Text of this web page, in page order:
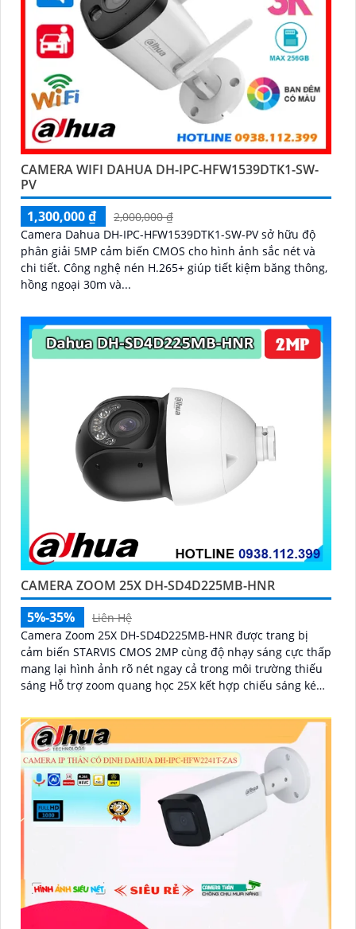
CAMERA WIFI DAHUA DH-IPC-HFW1539DTK1-SW-
PV
1,300,000 ₫
2,000,000 ₫
Camera Dahua DH-IPC-HFW1539DTK1-SW-PV sở hữu độ
phân giải 5MP cảm biến CMOS cho hình ảnh sắc nét và
chi tiết. Công nghệ nén H.265+ giúp tiết kiệm băng thông,
hồng ngoại 30m và...
CAMERA ZOOM 25X DH-SD4D225MB-HNR
5%-35%
Liên Hệ
Camera Zoom 25X DH-SD4D225MB-HNR được trang bị
cảm biến STARVIS CMOS 2MP cùng độ nhạy sáng cực thấp
mang lại hình ảnh rõ nét ngay cả trong môi trường thiếu
sáng Hỗ trợ zoom quang học 25X kết hợp chiếu sáng kép
Tính năng quay quét linh hoạt cùng chuẩn chống nước
IP67 giúp quan sát ổn định ngoài trời